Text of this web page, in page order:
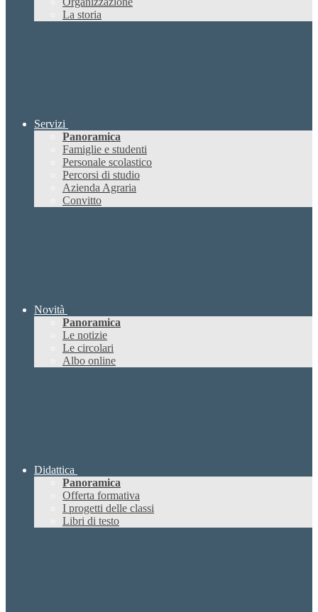
La storia
Servizi
Panoramica
Famiglie e studenti
Personale scolastico
Percorsi di studio
Azienda Agraria
Convitto
Novità
Panoramica
Le notizie
Le circolari
Albo online
Didattica
Panoramica
Offerta formativa
I progetti delle classi
Libri di testo